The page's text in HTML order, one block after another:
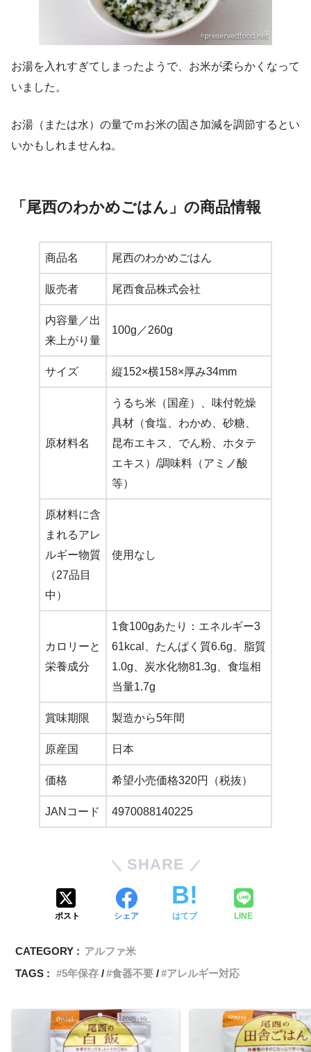
お湯を入れすぎてしまったようで、お米が柔らかくなって
いました。
お湯（または水）の量でｍお米の固さ加減を調節するとい
いかもしれませんね。
「尾西のわかめごはん」の商品情報
商品名 尾西のわかめごはん
販売者 尾西食品株式会社
内容量／出
来上がり量
100g／260g
サイズ 縦152×横158×厚み34mm
原材料名
うるち米（国産）、味付乾燥
具材（食塩、わかめ、砂糖、
昆布エキス、でん粉、ホタテ
エキス）/調味料（アミノ酸
等）
原材料に含
まれるアレ
ルギー物質
（27品目
中）
使用なし
カロリーと
栄養成分
1食100gあたり：エネルギー3
61kcal、たんぱく質6.6g、脂質
1.0g、炭水化物81.3g、食塩相
当量1.7g
賞味期限 製造から5年間
原産国 日本
価格 希望小売価格320円（税抜）
JANコード 4970088140225
SHARE
ポスト シェア はてブ LINE
CATEGORY : アルファ米
TAGS :
5年保存 食器不要 アレルギー対応